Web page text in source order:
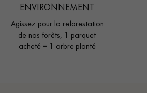
ENVIRONNEMENT
Agissez pour la reforestation
de nos forêts, 1 parquet
acheté = 1 arbre planté